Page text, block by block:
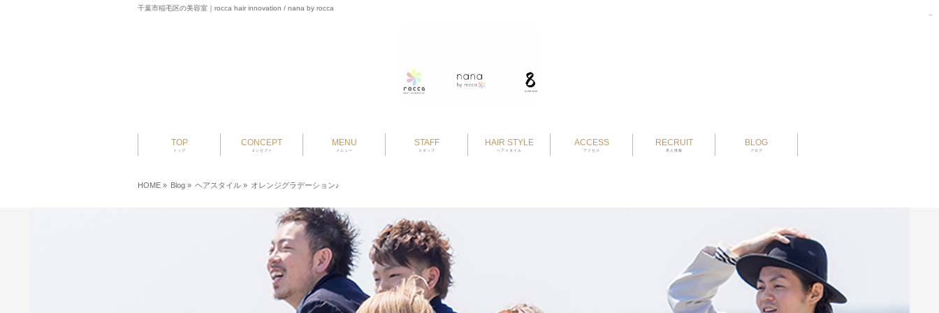
千葉市稲毛区の美容室｜rocca hair innovation / nana by rocca
TOP
トップ
CONCEPT
コンセプト
MENU
メニュー
STAFF
スタッフ
HAIR STYLE
ヘアスタイル
ACCESS
アクセス
RECRUIT
求人情報
BLOG
ブログ
HOME » Blog » ヘアスタイル » オレンジグラデーション♪